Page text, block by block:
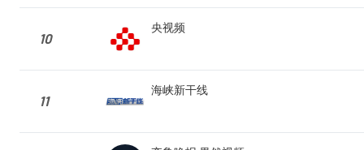
10
央视频
11
海峡新干线